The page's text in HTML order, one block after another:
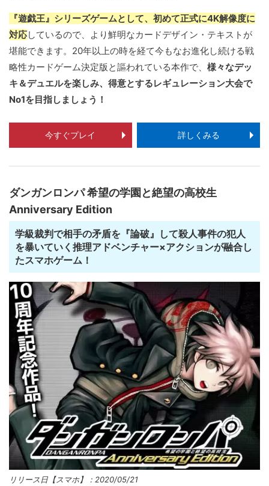
『遊戯王』シリーズゲームとして、初めて正式に4K解像度に
対応しているので、より鮮明なカードデザイン・テキストが
堪能できます。20年以上の時を経て今もなお進化し続ける戦
略性カードゲーム決定版と謳われている本作で、 様々なデッ
キ＆デュエルを楽しみ、得意とするレギュレーション大会で
No1を目指しましょう！
今すぐプレイ 詳しくみる
ダンガンロンパ 希望の学園と絶望の高校生
Anniversary Edition
学級裁判で相手の矛盾を『論破』して殺人事件の犯人
を暴いていく推理アドベンチャー×アクションが融合し
たスマホゲーム！
リリース日【スマホ】：2020/05/21